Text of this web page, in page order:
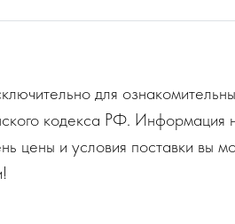
для
кодекса РФ. Информация
цены и условия поставки вы